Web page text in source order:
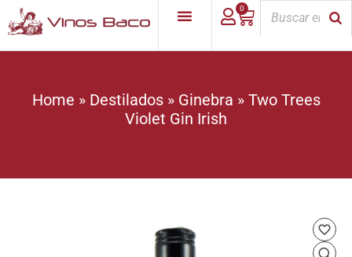
0
Home » Destilados» Ginebra » Two Trees
Violet Gin Irish